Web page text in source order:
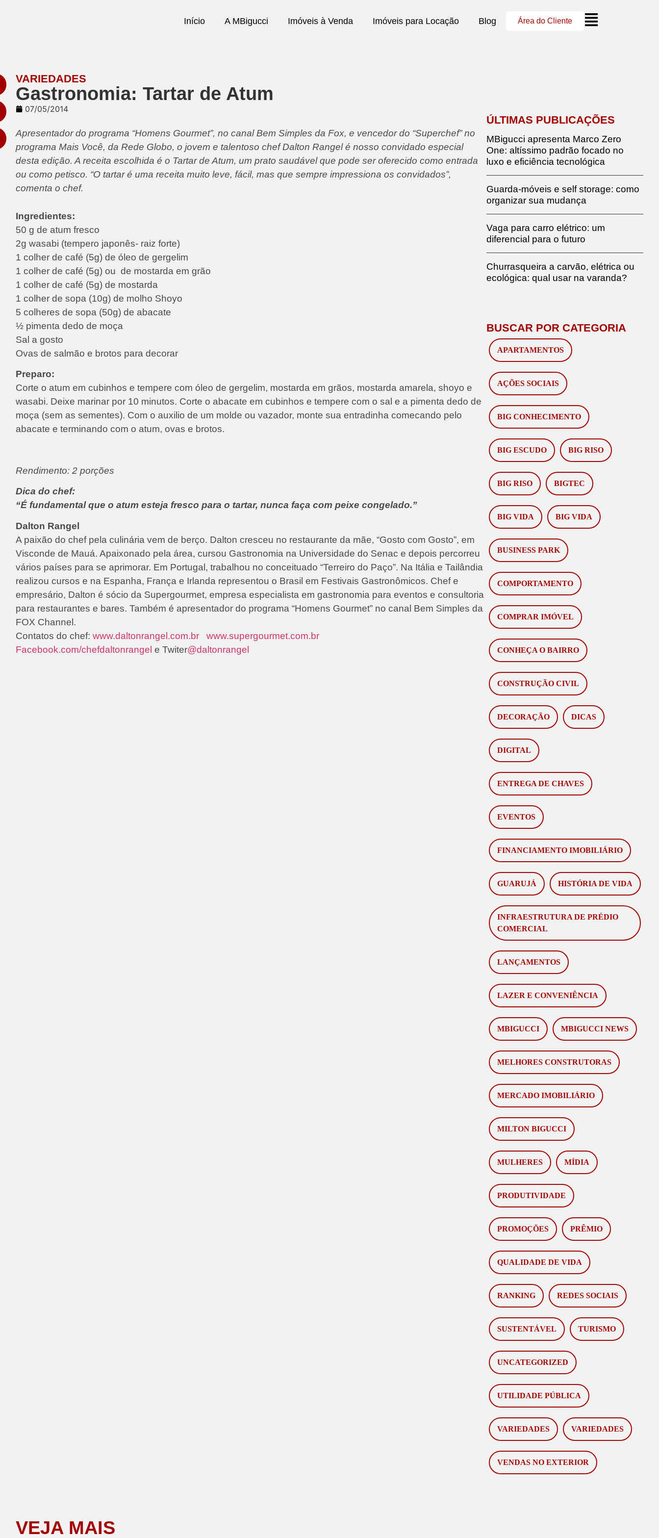
Início A MBigucci Imóveis à Venda Imóveis para Locação Blog Área do Cliente
VARIEDADES
Gastronomia: Tartar de Atum
07/05/2014
Apresentador do programa “Homens Gourmet”, no canal Bem Simples da Fox, e vencedor do “Superchef” no
programa Mais Você, da Rede Globo, o jovem e talentoso chef Dalton Rangel é nosso convidado especial
desta edição. A receita escolhida é o Tartar de Atum, um prato saudável que pode ser oferecido como entrada
ou como petisco. “O tartar é uma receita muito leve, fácil, mas que sempre impressiona os convidados”,
comenta o chef.
Ingredientes:
50 g de atum fresco
2g wasabi (tempero japonês- raiz forte)
1 colher de café (5g) de óleo de gergelim
1 colher de café (5g) ou de mostarda em grão
1 colher de café (5g) de mostarda
1 colher de sopa (10g) de molho Shoyo
5 colheres de sopa (50g) de abacate
½ pimenta dedo de moça
Sal a gosto
Ovas de salmão e brotos para decorar
Preparo:
Corte o atum em cubinhos e tempere com óleo de gergelim, mostarda em grãos, mostarda amarela, shoyo e
wasabi. Deixe marinar por 10 minutos. Corte o abacate em cubinhos e tempere com o sal e a pimenta dedo de
moça (sem as sementes). Com o auxilio de um molde ou vazador, monte sua entradinha comecando pelo
abacate e terminando com o atum, ovas e brotos.
Rendimento: 2 porções
Dica do chef:
“É fundamental que o atum esteja fresco para o tartar, nunca faça com peixe congelado.”
Dalton Rangel
A paixão do chef pela culinária vem de berço. Dalton cresceu no restaurante da mãe, “Gosto com Gosto”, em
Visconde de Mauá. Apaixonado pela área, cursou Gastronomia na Universidade do Senac e depois percorreu
vários países para se aprimorar. Em Portugal, trabalhou no conceituado “Terreiro do Paço”. Na Itália e Tailândia
realizou cursos e na Espanha, França e Irlanda representou o Brasil em Festivais Gastronômicos. Chef e
empresário, Dalton é sócio da Supergourmet, empresa especialista em gastronomia para eventos e consultoria
para restaurantes e bares. Também é apresentador do programa “Homens Gourmet” no canal Bem Simples da
FOX Channel.
Contatos do chef: www.daltonrangel.com.br
www.supergourmet.com.br
Facebook.com/chefdaltonrangel e Twiter@daltonrangel
ÚLTIMAS PUBLICAÇÕES
MBigucci apresenta Marco Zero
One: altíssimo padrão focado no
luxo e eficiência tecnológica
Guarda-móveis e self storage: como
organizar sua mudança
Vaga para carro elétrico: um
diferencial para o futuro
Churrasqueira a carvão, elétrica ou
ecológica: qual usar na varanda?
BUSCAR POR CATEGORIA
APARTAMENTOS
AÇÕES SOCIAIS
BIG CONHECIMENTO
BIG ESCUDO BIG RISO
BIG RISO BIGTEC
BIG VIDA BIG VIDA
BUSINESS PARK
COMPORTAMENTO
COMPRAR IMÓVEL
CONHEÇA O BAIRRO
CONSTRUÇÃO CIVIL
DECORAÇÃO DICAS
DIGITAL
ENTREGA DE CHAVES
EVENTOS
FINANCIAMENTO IMOBILIÁRIO
GUARUJÁ HISTÓRIA DE VIDA
INFRAESTRUTURA DE PRÉDIO
COMERCIAL
LANÇAMENTOS
LAZER E CONVENIÊNCIA
MBIGUCCI MBIGUCCI NEWS
MELHORES CONSTRUTORAS
MERCADO IMOBILIÁRIO
MILTON BIGUCCI
MULHERES MÍDIA
PRODUTIVIDADE
PROMOÇÕES PRÊMIO
QUALIDADE DE VIDA
RANKING REDES SOCIAIS
SUSTENTÁVEL TURISMO
UNCATEGORIZED
UTILIDADE PÚBLICA
VARIEDADES VARIEDADES
VENDAS NO EXTERIOR
VEJA MAIS